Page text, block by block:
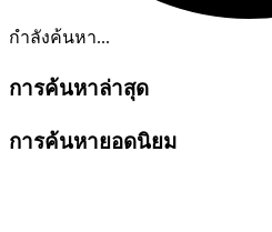
กำลังค้นหา...
การค้นหาล่าสุด
การค้นหายอดนิยม